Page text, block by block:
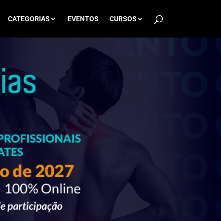
CATEGORIAS EVENTOS CURSOS